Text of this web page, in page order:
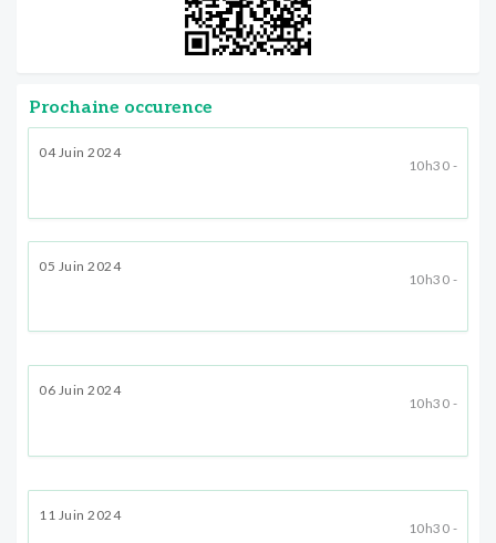
Prochaine occurence
04 Juin 2024
10h30 -
05 Juin 2024
10h30 -
06 Juin 2024
10h30 -
11 Juin 2024
10h30 -